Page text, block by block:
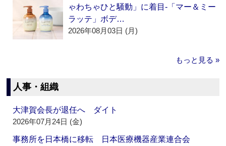
ゃわちゃひと騒動」に着目‐「マー＆ミー
ラッテ」ボデ…
2026年08月03日 (月)
もっと見る »
人事・組織
大津賀会長が退任へ ダイト
2026年07月24日 (金)
事務所を日本橋に移転 日本医療機器産業連合会